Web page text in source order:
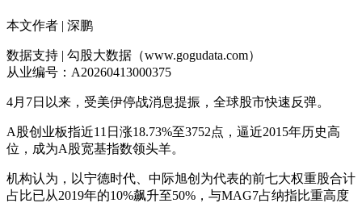
本文作者 | 深鹏
数据支持 | 勾股大数据（www.gogudata.com）
从业编号：A20260413000375
4月7日以来，受美伊停战消息提振，全球股市快速反弹。
A股创业板指近11日涨18.73%至3752点，逼近2015年历史高
位，成为A股宽基指数领头羊。
机构认为，以宁德时代、中际旭创为代表的前七大权重股合计
占比已从2019年的10%飙升至50%，与MAG7占纳指比重高度